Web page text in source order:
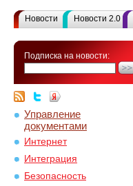
Новости Новости 2.0
Подписка на новости:
Управление
документами
Интернет
Интеграция
Безопасность